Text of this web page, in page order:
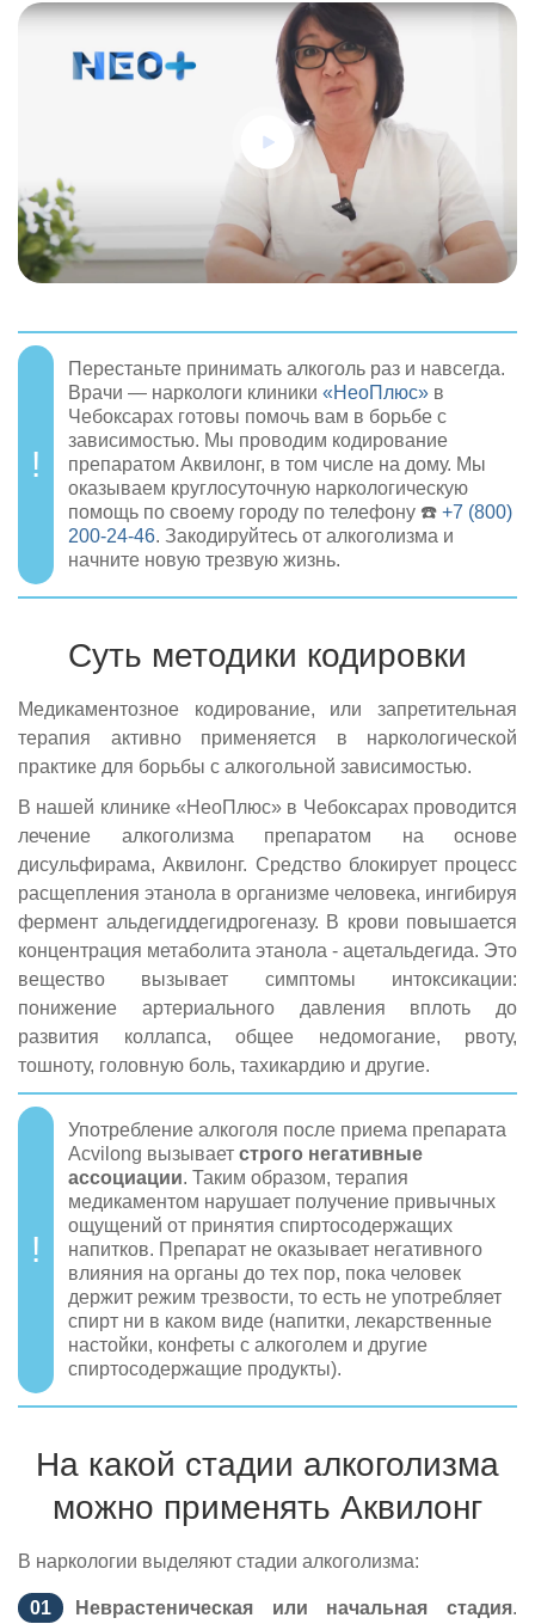
Перестаньте принимать алкоголь раз и навсегда.
Врачи — наркологи клиники «НеоПлюс» в
Чебоксарах готовы помочь вам в борьбе с
зависимостью. Мы проводим кодирование
препаратом Аквилонг, в том числе на дому. Мы
оказываем круглосуточную наркологическую
помощь по своему городу по телефону ☎️ +7 (800)
200-24-46. Закодируйтесь от алкоголизма и
начните новую трезвую жизнь.
Суть методики кодировки
Медикаментозное кодирование, или запретительная
терапия активно применяется в наркологической
практике для борьбы с алкогольной зависимостью.
В нашей клинике «НеоПлюс» в Чебоксарах проводится
лечение алкоголизма препаратом на основе
дисульфирама, Аквилонг. Средство блокирует процесс
расщепления этанола в организме человека, ингибируя
фермент альдегиддегидрогеназу. В крови повышается
концентрация метаболита этанола - ацетальдегида. Это
вещество вызывает симптомы интоксикации:
понижение артериального давления вплоть до
развития коллапса, общее недомогание, рвоту,
тошноту, головную боль, тахикардию и другие.
Употребление алкоголя после приема препарата
Acvilong вызывает строго негативные
ассоциации. Таким образом, терапия
медикаментом нарушает получение привычных
ощущений от принятия спиртосодержащих
напитков. Препарат не оказывает негативного
влияния на органы до тех пор, пока человек
держит режим трезвости, то есть не употребляет
спирт ни в каком виде (напитки, лекарственные
настойки, конфеты с алкоголем и другие
спиртосодержащие продукты).
На какой стадии алкоголизма
можно применять Аквилонг
В наркологии выделяют стадии алкоголизма:
Неврастеническая или начальная стадия.